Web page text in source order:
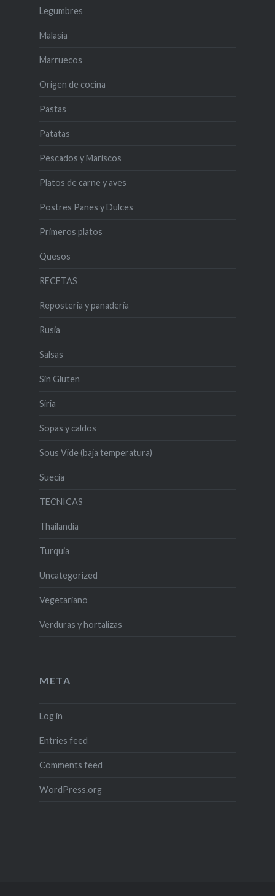
Legumbres
Malasia
Marruecos
Origen de cocina
Pastas
Patatas
Pescados y Mariscos
Platos de carne y aves
Postres Panes y Dulces
Primeros platos
Quesos
RECETAS
Reposteria y panadería
Rusia
Salsas
Sin Gluten
Siria
Sopas y caldos
Sous Vide (baja temperatura)
Suecia
TECNICAS
Thailandia
Turquia
Uncategorized
Vegetariano
Verduras y hortalizas
META
Log in
Entries feed
Comments feed
WordPress.org